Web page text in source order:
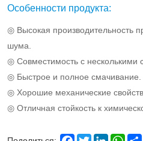
Особенности продукта:
◎ Высокая производительность
шума.
◎ Совместимость с несколькими
◎ Быстрое и полное смачивание.
◎ Хорошие механические
◎ Отличная стойкость к
Facebook
TwitterLinkedIn